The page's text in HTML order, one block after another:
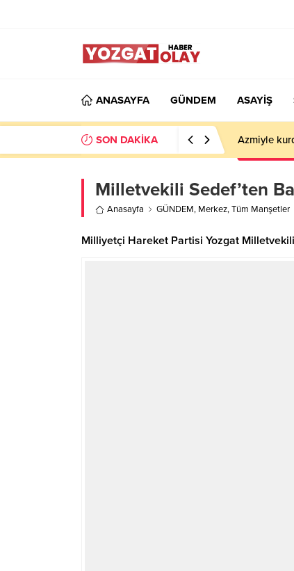
ANASAYFA GÜNDEM ASAYİŞ
SON DAKİKA Azmiyle
Milletvekili Sedef’ten
Anasayfa GÜNDEM, Merkez,Tüm Manşetler
Milliyetçi Hareket Partisi Yozgat